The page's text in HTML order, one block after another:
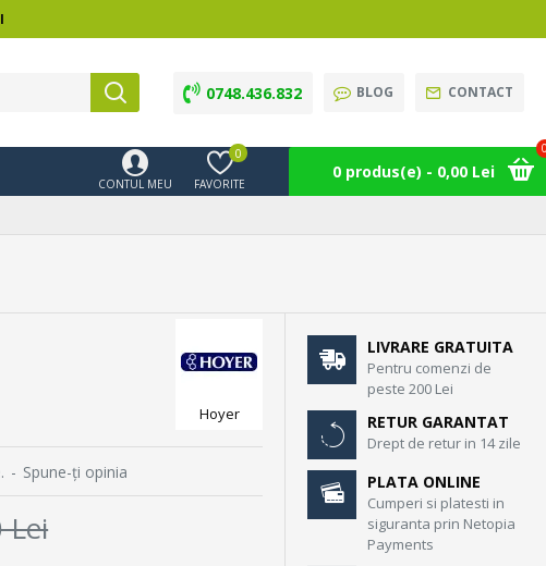
0748.436.832 BLOG CONTACT
CONTUL MEU FAVORITE
0
0 produs(e) - 0,00 Lei
Hoyer
- Spune-ţi opinia
Lei
LIVRARE GRATUITA
Pentru comenzi de
peste 200 Lei
RETUR GARANTAT
Drept de retur in 14 zile
PLATA ONLINE
Cumperi si platesti in
siguranta prin Netopia
Payments